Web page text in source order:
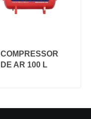
COMPRESSOR
DE AR 100 L